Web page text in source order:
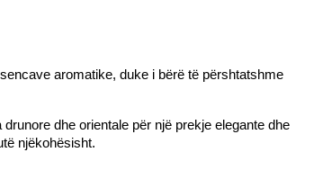
aromatike, duke i bërë të përshtatshme
dhe orientale për një prekje elegante dhe
njëkohësisht.